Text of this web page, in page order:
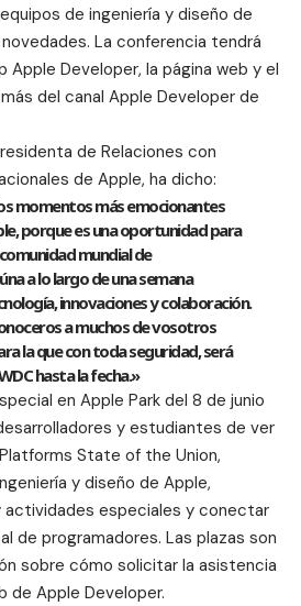
de ingeniería y diseño de
La conferencia tendrá
Apple Developer, la página web y el
del canal Apple Developer de
de Relaciones con
de Apple, ha dicho:
momentos más emocionantes
porque es una oportunidad para
mundial de
a lo largo de una semana
innovaciones y colaboración.
a muchos de vosotros
la que con toda seguridad, será
hasta la fecha.»
en Apple Park del 8 de junio
y estudiantes de ver
State of the Union,
y diseño de Apple,
especiales y conectar
de programadores. Las plazas son
sobre cómo solicitar la asistencia
de Apple Developer.